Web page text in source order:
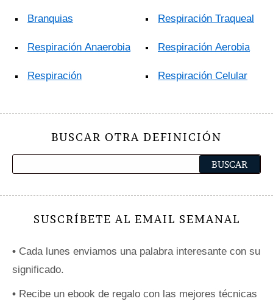
Branquias
Respiración Anaerobia
Respiración
Respiración Traqueal
Respiración Aerobia
Respiración Celular
BUSCAR OTRA DEFINICIÓN
SUSCRÍBETE AL EMAIL SEMANAL
• Cada lunes enviamos una palabra interesante con su
significado.
• Recibe un ebook de regalo con las mejores técnicas